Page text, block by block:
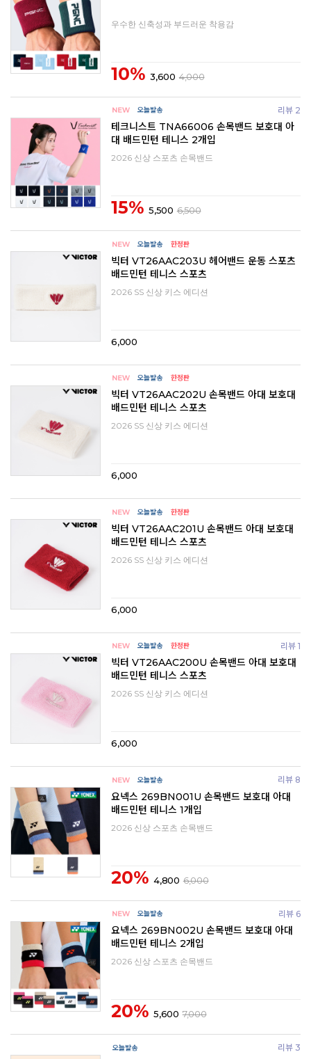
우수한 신축성과 부드러운 착용감
10% 3,600 4,000
리뷰 2
테크니스트 TNA66006 손목밴드 보호대 아
대 배드민턴 테니스 2개입
2026 신상 스포츠 손목밴드
15% 5,500 6,500
빅터 VT26AAC203U 헤어밴드 운동 스포츠
배드민턴 테니스 스포츠
2026 SS 신상 키스 에디션
6,000
빅터 VT26AAC202U 손목밴드 아대 보호대
배드민턴 테니스 스포츠
2026 SS 신상 키스 에디션
6,000
빅터 VT26AAC201U 손목밴드 아대 보호대
배드민턴 테니스 스포츠
2026 SS 신상 키스 에디션
6,000
리뷰 1
빅터 VT26AAC200U 손목밴드 아대 보호대
배드민턴 테니스 스포츠
2026 SS 신상 키스 에디션
6,000
리뷰 8
요넥스 269BN001U 손목밴드 보호대 아대
배드민턴 테니스 1개입
2026 신상 스포츠 손목밴드
20% 4,800 6,000
리뷰 6
요넥스 269BN002U 손목밴드 보호대 아대
배드민턴 테니스 2개입
2026 신상 스포츠 손목밴드
20% 5,600 7,000
리뷰 3